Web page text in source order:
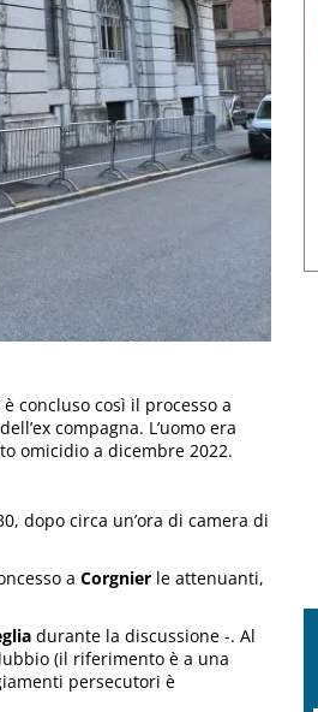
concluso così il processo a
compagna. L’uomo era
omicidio a dicembre 2022.
dopo circa un’ora di camera di
a Corgnier le attenuanti,
durante la discussione -. Al
(il riferimento è a una
persecutori è